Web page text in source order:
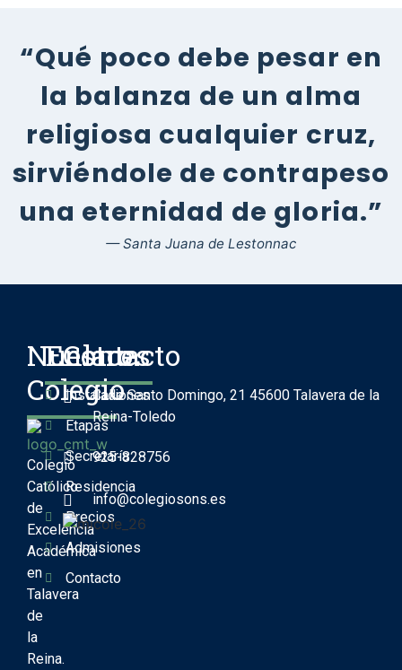
“Qué poco debe pesar en
la balanza de un alma
religiosa cualquier cruz,
sirviéndole de contrapeso
una eternidad de gloria.”
— Santa Juana de Lestonnac
Nuestro
Colegio
Colegio
Católico
de
Excelencia
Académica
en
Talavera
de
la
Reina.
Enlaces
Instalaciones
Etapas
Secretaría
Residencia
Precios
Admisiones
Contacto
Contacto
Calle Santo Domingo, 21 45600 Talavera de la
Reina-Toledo
925-828756
info@colegiosons.es